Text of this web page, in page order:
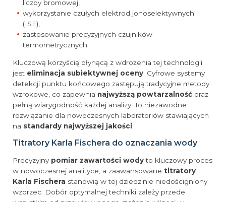
liczby bromowej,
wykorzystanie czułych elektrod jonoselektywnych
(ISE),
zastosowanie precyzyjnych czujników
termometrycznych.
Kluczową korzyścią płynącą z wdrożenia tej technologii
jest eliminacja subiektywnej oceny . Cyfrowe systemy
detekcji punktu końcowego zastępują tradycyjne metody
wzrokowe, co zapewnia najwyższą powtarzalność oraz
pełną wiarygodność każdej analizy. To niezawodne
rozwiązanie dla nowoczesnych laboratoriów stawiających
na standardy najwyższej jakości
Titratory Karla Fischera do oznaczania wody
Precyzyjny pomiar zawartości wodyto kluczowy proces
w nowoczesnej analityce, a zaawansowane titratory
Karla Fischera stanowią w tej dziedzinie niedościgniony
wzorzec. Dobór optymalnej techniki zależy przede